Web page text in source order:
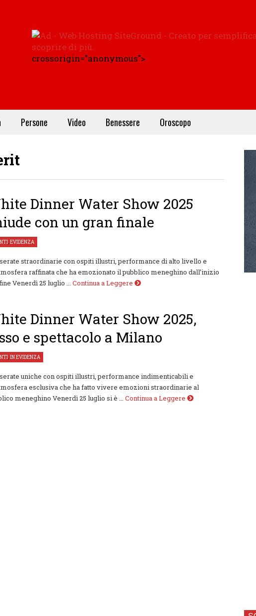
crossorigin="anonymous">
Persone Video Benessere Oroscopo
Dinner Water Show 2025
con un gran finale
,EVIDENZA
straordinarie con ospiti illustri, performance di alto livello e
raffinata che ha emozionato il pubblico meneghino dall’inizio
Venerdì 25 luglio ... Continua a Leggere
Dinner Water Show 2025,
e spettacolo a Milano
,IN EVIDENZA
uniche con ospiti illustri, performance indimenticabili e
esclusiva che ha fatto vivere emozioni straordinarie al
meneghino Venerdì 25 luglio si è ...
Continua a Leggere